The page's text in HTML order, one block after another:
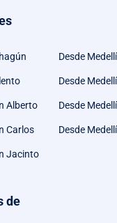
Desde
Desde
Alberto Desde
Carlos Desde
Jacinto
de